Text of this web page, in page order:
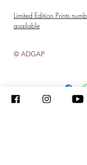
Limited Edition Prints
available
© ADGAP
- Sandra ENCAOUA - Todos los